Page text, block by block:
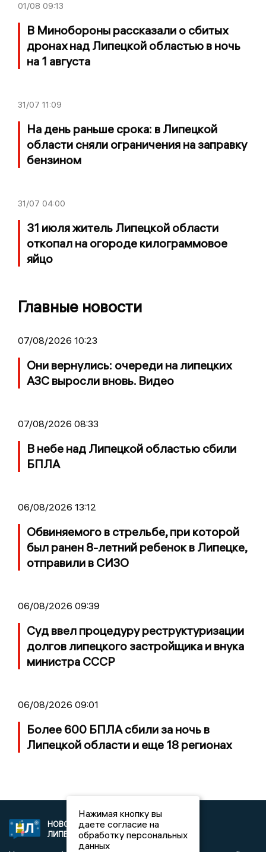
01/08 09:13
В Минобороны рассказали о сбитых
дронах над Липецкой областью в ночь
на 1 августа
31/07 11:09
На день раньше срока: в Липецкой
области сняли ограничения на заправку
бензином
31/07 04:00
31 июля житель Липецкой области
откопал на огороде килограммовое
яйцо
Главные новости
07/08/2026 10:23
Они вернулись: очереди на липецких
АЗС выросли вновь. Видео
07/08/2026 08:33
В небе над Липецкой областью сбили
БПЛА
06/08/2026 13:12
Обвиняемого в стрельбе, при которой
был ранен 8-летний ребенок в Липецке,
отправили в СИЗО
06/08/2026 09:39
Суд ввел процедуру реструктуризации
долгов липецкого застройщика и внука
министра СССР
06/08/2026 09:01
Более 600 БПЛА сбили за ночь в
Липецкой области и еще 18 регионах
НОВОСТИ
ЛИПЕЦКА
2021 © NEWSLIPETSK.RU | СИ
«Новости Липецка»
Нажимая кнопку вы
даете согласие на
обработку персональных
данных